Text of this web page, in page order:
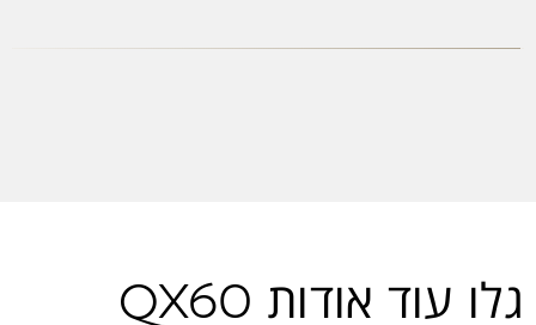
גלו עוד אודות QX60